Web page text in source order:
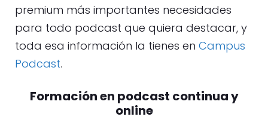
premium más importantes necesidades
para todo podcast que quiera destacar, y
toda esa información la tienes en Campus
Podcast.
Formación en podcast continua y
online